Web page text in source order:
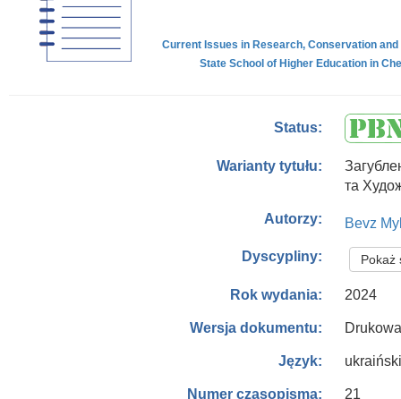
Current Issues in Research, Conservation
State School of Higher Education in
Status:
Warianty tytułu:
та
Autorzy: Bevz
Dyscypliny: Pokaż
Rok wydania: 2024
Wersja dokumentu:
Język: ukraiński
Numer czasopisma: 21